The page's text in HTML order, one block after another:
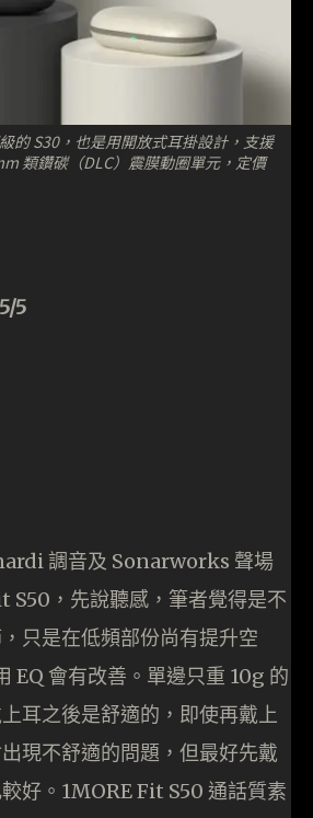
的 S30，也是用開放式耳掛設計，支援
類鑽碳（DLC）震膜動圈單元，定價
5
調音及 Sonarworks 聲場
S50，先說聽感，筆者覺得是不
只是在低頻部份尚有提升空
EQ 會有改善。單邊只重 10g 的
耳之後是舒適的，即使再戴上
現不舒適的問題，但最好先戴
好。1MORE Fit S50 通話質素